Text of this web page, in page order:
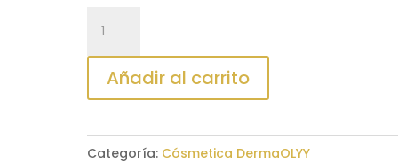
VITAMNINA
C
cantidad
Añadir al carrito
Categoría: Cósmetica DermaOLYY